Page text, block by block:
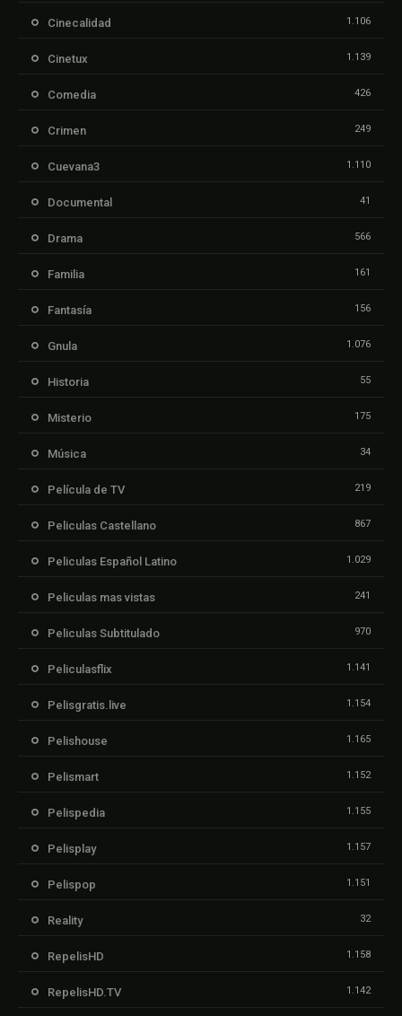
Cinecalidad 1.106
Cinetux 1.139
Comedia 426
Crimen 249
Cuevana3 1.110
Documental 41
Drama 566
Familia 161
Fantasía 156
Gnula 1.076
Historia 55
Misterio 175
Música 34
Película de TV 219
Peliculas Castellano 867
Peliculas Español Latino 1.029
Peliculas mas vistas 241
Peliculas Subtitulado 970
Peliculasflix 1.141
Pelisgratis.live 1.154
Pelishouse 1.165
Pelismart 1.152
Pelispedia 1.155
Pelisplay 1.157
Pelispop 1.151
Reality 32
RepelisHD 1.158
RepelisHD.TV 1.142